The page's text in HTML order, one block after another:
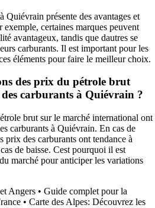
Quiévrain présente des avantages et
certaines marques peuvent
avantageux, tandis que dautres se
carburants. Il est important pour les
éléments pour faire le meilleur choix.
des prix du pétrole brut
carburants à Quiévrain ?
brut sur le marché international ont
carburants à Quiévrain. En cas de
prix des carburants ont tendance à
de baisse. Cest pourquoi il est
marché pour anticiper les variations
Angers • Guide complet pour la
• Carte des Alpes: Découvrez les